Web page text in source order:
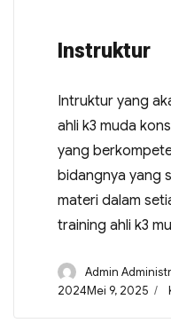
Instruktur
Intruktur yang
ahli k3 muda
yang
bidangnya yang
materi dalam
training ahli k3
Admin
2024Mei 9, 2025